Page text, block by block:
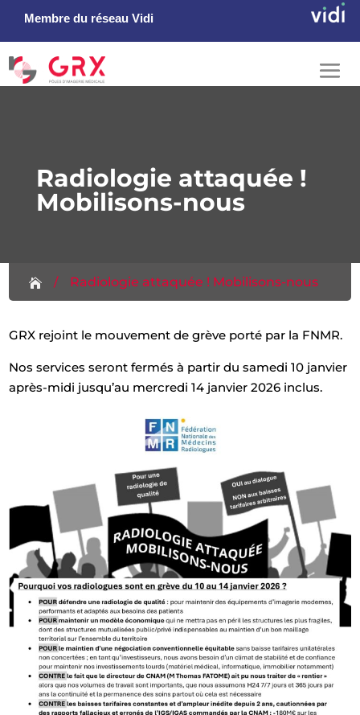
Membre du réseau Vidi
Radiologie attaquée !
Mobilisons-nous
 / Radiologie attaquée ! Mobilisons-nous
GRX rejoint le mouvement de grève porté par la FNMR.
Nos services seront fermés à partir du samedi 10 janvier
après-midi jusqu’au mercredi 14 janvier 2026 inclus.
crises